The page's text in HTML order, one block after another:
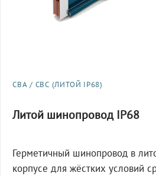
СВА / СВС (ЛИТОЙ IP68)
Литой шинопровод IP68
Герметичный шинопровод в
корпусе для жёстких условий